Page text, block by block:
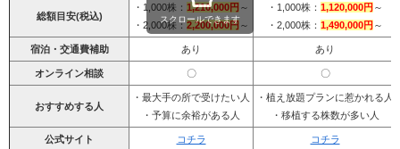
総額目安(税込)
・1,000株： 1,210,000円 ～
・2,000株：2,200,000円 ～
・1,000株： 1,120,000円 ～
・2,000株： 1,490,000円 ～
宿泊・交通費補助 あり あり
オンライン相談 〇 〇
おすすめする人
・最大手の所で受けたい人
・予算に余裕がある人
・植え放題プランに惹かれる人
・移植する株数が多い人
公式サイト コチラ コチラ
スクロールできます